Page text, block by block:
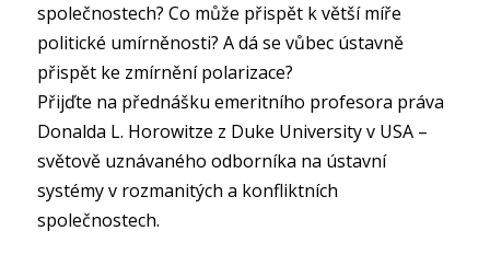
společnostech? Co může přispět k větší míře
politické umírněnosti? A dá se vůbec ústavně
přispět ke zmírnění polarizace?
Přijďte na přednášku emeritního profesora práva
Donalda L. Horowitze z Duke University v USA –
světově uznávaného odborníka na ústavní
systémy v rozmanitých a konfliktních
společnostech.